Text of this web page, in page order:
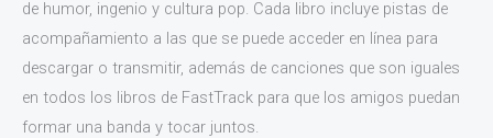
de humor, ingenio y cultura pop. Cada libro incluye pistas de
acompañamiento a las que se puede acceder en línea para
descargar o transmitir, además de canciones que son iguales
en todos los libros de FastTrack para que los amigos puedan
formar una banda y tocar juntos.